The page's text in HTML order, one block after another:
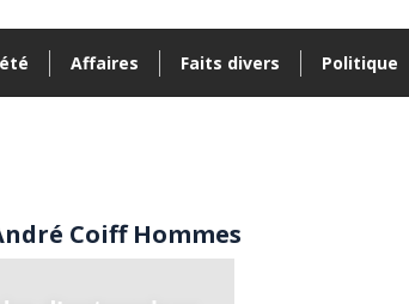
Affaires Faits divers Politique
Coiff Hommes